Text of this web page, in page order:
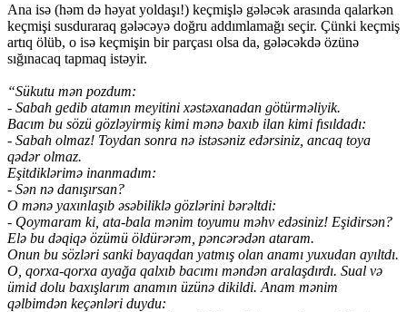
Ana isə (həm də həyat yoldaşı!) keçmişlə gələcək arasında qalarkən
keçmişi susduraraq gələcəyə doğru addımlamağı seçir. Çünki keçmiş
artıq ölüb, o isə keçmişin bir parçası olsa da, gələcəkdə özünə
sığınacaq tapmaq istəyir.
“Sükutu mən pozdum:
- Sabah gedib atamın meyitini xəstəxanadan götürməliyik.
Bacım bu sözü gözləyirmiş kimi mənə baxıb ilan kimi fısıldadı:
- Sabah olmaz! Toydan sonra nə istəsəniz edərsiniz, ancaq toya
qədər olmaz.
Eşitdiklərimə inanmadım:
- Sən nə danışırsan?
O mənə yaxınlaşıb əsəbiliklə gözlərini bərəltdi:
- Qoymaram ki, ata-bala mənim toyumu məhv edəsiniz! Eşidirsən?
Elə bu dəqiqə özümü öldürərəm, pəncərədən ataram.
Onun bu sözləri sanki bayaqdan yatmış olan anamı yuxudan ayıltdı.
O, qorxa-qorxa ayağa qalxıb bacımı məndən aralaşdırdı. Sual və
ümid dolu baxışlarım anamın üzünə dikildi. Anam mənim
qəlbimdən keçənləri duydu: